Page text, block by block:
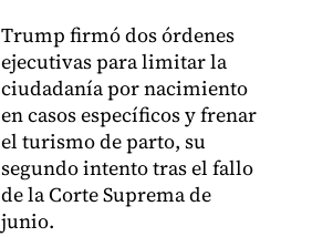
Trump firmó dos órdenes
ejecutivas para limitar la
ciudadanía por nacimiento
en casos específicos y frenar
el turismo de parto, su
segundo intento tras el fallo
de la Corte Suprema de
junio.